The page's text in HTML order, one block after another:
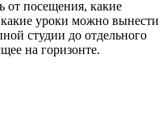
от посещения, какие
уроки можно вынести
студии до отдельного
на горизонте.